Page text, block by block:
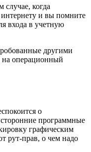
случае, когда
и вы помните
входа в учетную
другими
на операционный
о
программные
графическим
рут-прав, о чем надо